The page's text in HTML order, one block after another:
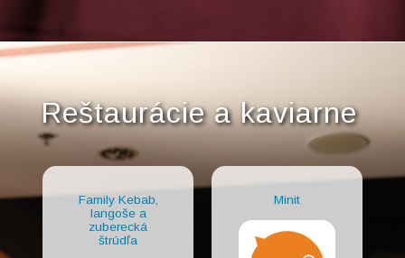
Reštaurácie a kaviarne
Family Kebab,
langoše a
zuberecká
štrúdľa
Minit